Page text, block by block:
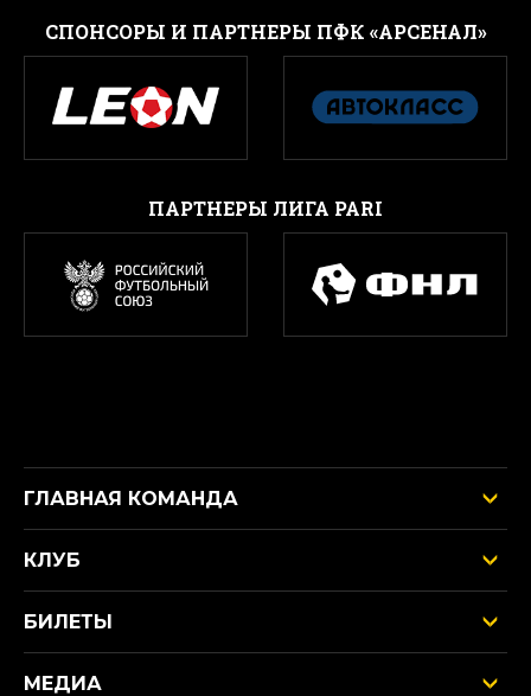
CПОНСОРЫ И ПАРТНЕРЫ ПФК «АРСЕНАЛ»
ПАРТНЕРЫ ЛИГА PARI
ГЛАВНАЯ КОМАНДА
КЛУБ
БИЛЕТЫ
МЕДИА